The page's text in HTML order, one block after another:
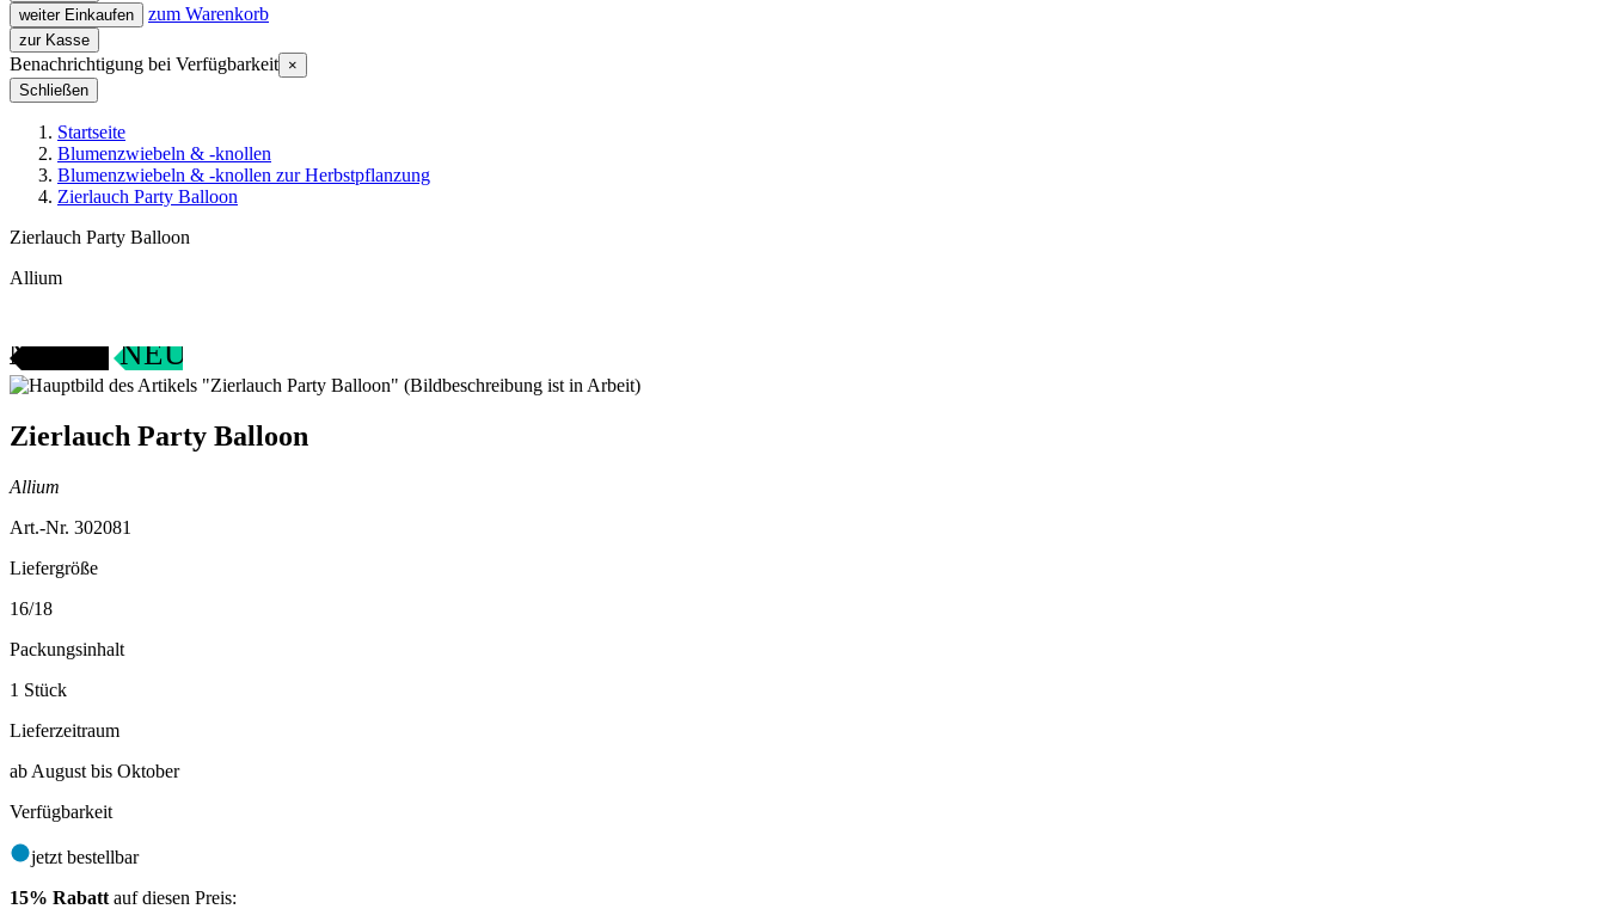
weiter Einkaufen
zum Warenkorb
zur Kasse
Benachrichtigung bei Verfügbarkeit ×
Schließen
Startseite
Blumenzwiebeln & -knollen
Blumenzwiebeln & -knollen zur Herbstpflanzung
Zierlauch Party Balloon
Zierlauch Party Balloon
Allium
NEU
Zierlauch Party Balloon
Allium
Art.-Nr. 302081
Liefergröße
16/18
Packungsinhalt
1 Stück
Lieferzeitraum
ab August bis Oktober
Verfügbarkeit
jetzt bestellbar
15% Rabatt auf diesen Preis: